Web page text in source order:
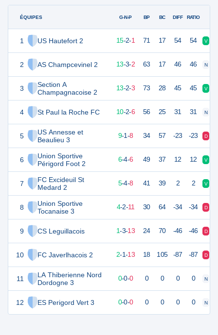
ÉQUIPES
1 US Hautefort 2
2 AS Champcevinel 2
3
Section A
Champagnacoise 2
4 St Paul la Roche FC
5
US Annesse et
Beaulieu 3
6
Union Sportive
Périgord Foot 2
7
FC Excideuil St
Medard 2
8
Union Sportive
Tocanaise 3
9 CS Leguillacois
10 FC Javerlhacois 2
11
LA Thiberienne Nord
Dordogne 3
12 ES Perigord Vert 3
G-N-P BP BC DIFF RATIO
15-2-1 71 17 54 54 V
42 13-3-2 63 17 46 46 N
13-2-3 73 28 45 45 V
32 10-2-6 56 25 31 31 N
9-1-8 34 57 -23 -23 D
6-4-6 49 37 12 12 V
5-4-8 41 39 2 2 V
4-2-11 30 64 -34 -34 D
1-3-13 24 70 -46 -46 D
5 2-1-13 18 105 -87 -87 D
0 0-0-0 0 0 0 0 N
0 0-0-0 0 0 0 0 N